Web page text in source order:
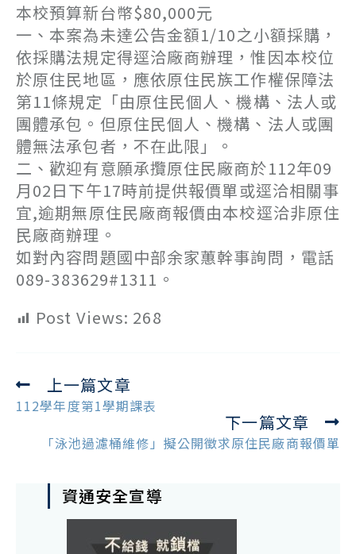
本校預算新台幣$80,000元
一、本案為未達公告金額1/10之小額採購，
依採購法規定得逕洽廠商辦理，惟因本校位
於原住民地區，應依原住民族工作權保障法
第11條規定「由原住民個人、機構、法人或
團體承包。但原住民個人、機構、法人或團
體無法承包者，不在此限」。
二、歡迎有意願承攬原住民廠商於112年09
月02日下午17時前提供報價單或逕洽相關事
宜,逾期無原住民廠商報價由本校逕洽非原住
民廠商辦理。
如對內容問題國中部余家蕙幹事詢問，電話
089-383629#1311。
Post Views: 268
Read
more
上一篇文章
112學年度第1學期課表
下一篇文章
「泳池過濾桶維修」擬公開徵求原住民廠商報價單
資通安全宣導